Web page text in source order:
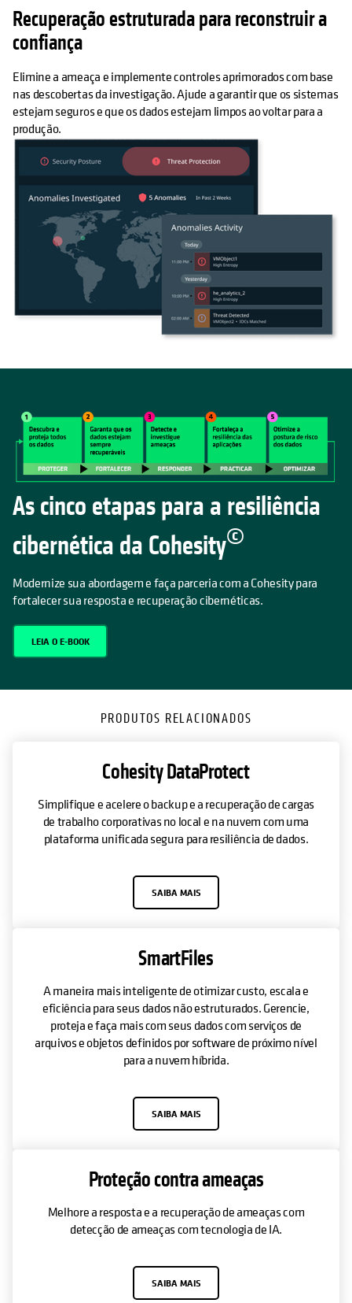
Recuperação estruturada para reconstruir a
confiança
Elimine a ameaça e implemente controles aprimorados com base
nas descobertas da investigação. Ajude a garantir que os sistemas
estejam seguros e que os dados estejam limpos ao voltar para a
produção.
As cinco etapas para a resiliência
cibernética da Cohesity©
Modernize sua abordagem e faça parceria com a Cohesity para
fortalecer sua resposta e recuperação cibernéticas.
LEIA O E-BOOK
PRODUTOS RELACIONADOS
Cohesity DataProtect
Simplifique e acelere o backup e a recuperação de cargas
de trabalho corporativas no local e na nuvem com uma
plataforma unificada segura para resiliência de dados.
SAIBA MAIS
SmartFiles
A maneira mais inteligente de otimizar custo, escala e
eficiência para seus dados não estruturados. Gerencie,
proteja e faça mais com seus dados com serviços de
arquivos e objetos definidos por software de próximo nível
para a nuvem híbrida.
SAIBA MAIS
Proteção contra ameaças
Melhore a resposta e a recuperação de ameaças com
detecção de ameaças com tecnologia de IA.
SAIBA MAIS